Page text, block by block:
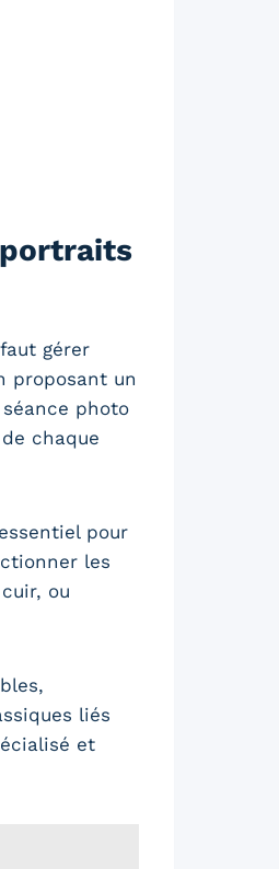
gérer
proposant un
photo
chaque
pour
les
ou
liés
et